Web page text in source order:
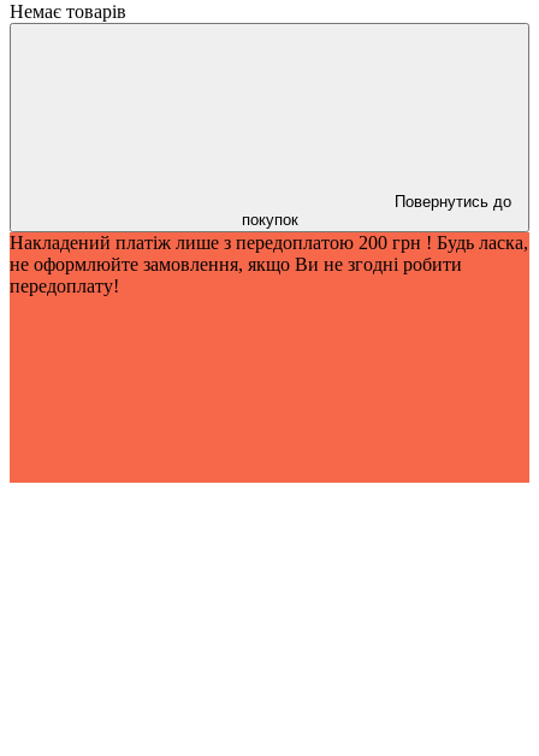
Немає товарів
Повернутись до
покупок
Накладений платіж лише з передоплатою 200 грн ! Будь ласка,
не оформлюйте замовлення, якщо Ви не згодні робити
передоплату!